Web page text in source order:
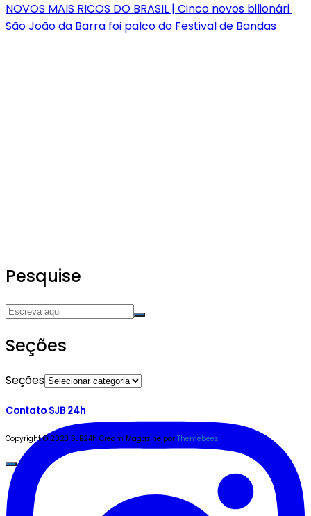
NOVOS MAIS RICOS DO BRASIL | Cinco novos bilionári
São João da Barra foi palco do Festival de Bandas
Pesquise
Seções
Seções
Contato SJB 24h
Copyright © 2023 SJB24h Cream Magazine por Themebeez